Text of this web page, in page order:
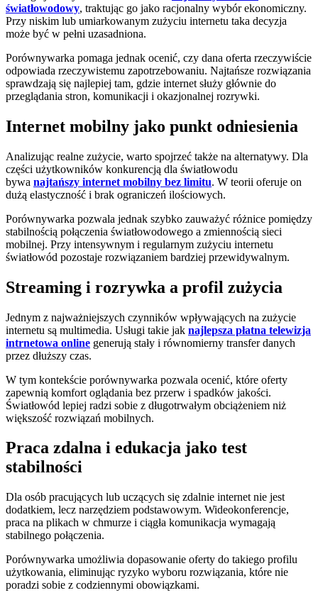
światłowodowy, traktując go jako racjonalny wybór ekonomiczny.
Przy niskim lub umiarkowanym zużyciu internetu taka decyzja
może być w pełni uzasadniona.
Porównywarka pomaga jednak ocenić, czy dana oferta rzeczywiście
odpowiada rzeczywistemu zapotrzebowaniu. Najtańsze rozwiązania
sprawdzają się najlepiej tam, gdzie internet służy głównie do
przeglądania stron, komunikacji i okazjonalnej rozrywki.
Internet mobilny jako punkt odniesienia
Analizując realne zużycie, warto spojrzeć także na alternatywy. Dla
części użytkowników konkurencją dla światłowodu
bywa najtańszy internet mobilny bez limitu. W teorii oferuje on
dużą elastyczność i brak ograniczeń ilościowych.
Porównywarka pozwala jednak szybko zauważyć różnice pomiędzy
stabilnością połączenia światłowodowego a zmiennością sieci
mobilnej. Przy intensywnym i regularnym zużyciu internetu
światłowód pozostaje rozwiązaniem bardziej przewidywalnym.
Streaming i rozrywka a profil zużycia
Jednym z najważniejszych czynników wpływających na zużycie
internetu są multimedia. Usługi takie jak najlepsza płatna telewizja
intrnetowa online generują stały i równomierny transfer danych
przez dłuższy czas.
W tym kontekście porównywarka pozwala ocenić, które oferty
zapewnią komfort oglądania bez przerw i spadków jakości.
Światłowód lepiej radzi sobie z długotrwałym obciążeniem niż
większość rozwiązań mobilnych.
Praca zdalna i edukacja jako test
stabilności
Dla osób pracujących lub uczących się zdalnie internet nie jest
dodatkiem, lecz narzędziem podstawowym. Wideokonferencje,
praca na plikach w chmurze i ciągła komunikacja wymagają
stabilnego połączenia.
Porównywarka umożliwia dopasowanie oferty do takiego profilu
użytkowania, eliminując ryzyko wyboru rozwiązania, które nie
poradzi sobie z codziennymi obowiązkami.